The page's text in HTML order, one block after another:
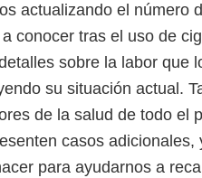
actualizando el número
conocer tras el uso de
sobre la labor que
su situación actual.
de la salud de todo el
casos
para ayudarnos a